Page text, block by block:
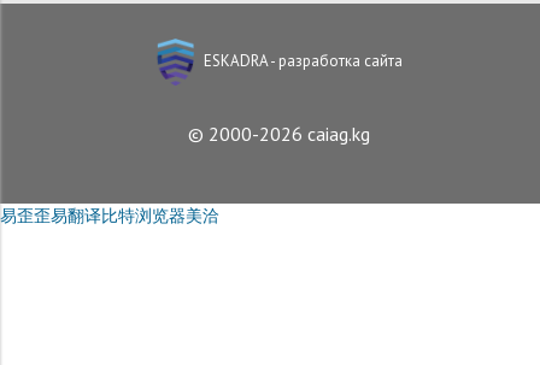
ESKADRA - разработка сайта
© 2000-2026 caiag.kg
易歪歪易翻译比特浏览器美洽